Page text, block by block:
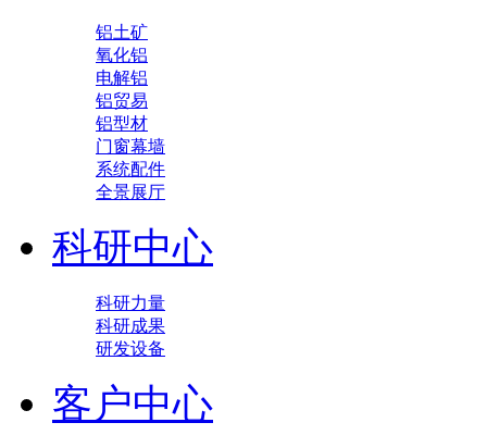
铝土矿
氧化铝
电解铝
铝贸易
铝型材
门窗幕墙
系统配件
全景展厅
科研中心
科研力量
科研成果
研发设备
客户中心